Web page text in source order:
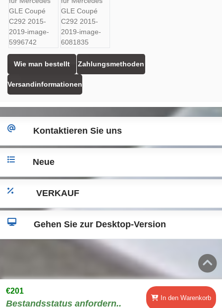
Wie man bestellt Zahlungsmethoden
Versandinformationen
€201
Bestandsstatus anfordern..
In den Warenkorb
Kontaktieren Sie uns
Neue
VERKAUF
Gehen Sie zur Desktop-Version